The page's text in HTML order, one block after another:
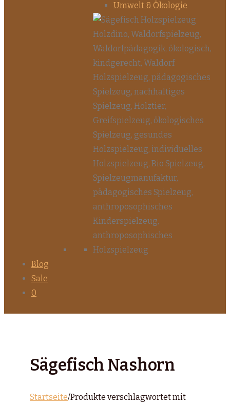
Umwelt & Ökologie
Blog
Sale
0
Sägefisch Nashorn
Startseite/Produkte verschlagwortet mit